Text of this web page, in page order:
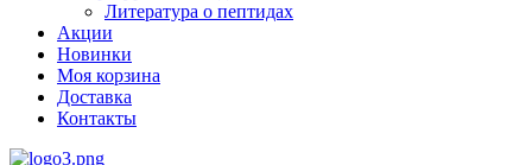
Литература о пептидах
Акции
Новинки
Моя корзина
Доставка
Контакты